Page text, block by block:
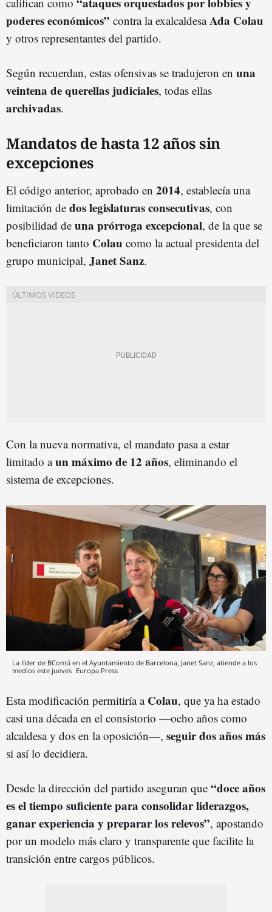
poderes económicos” contra la exalcaldesaAda Colau
y otros representantes del partido.
Según recuerdan, estas ofensivas se tradujeron en una
veintena de querellas judiciales, todas ellas
archivadas.
Mandatos de hasta 12 años sin
excepciones
El código anterior, aprobado en 2014, establecía una
limitación de dos legislaturas consecutivas, con
posibilidad de una prórroga excepcional, de la que se
beneficiaron tanto Colau como la actual presidenta del
grupo municipal, Janet Sanz.
Con la nueva normativa, el mandato pasa a estar
limitado aun máximo de 12 años, eliminando el
sistema de excepciones.
La líder de BComú en el Ayuntamiento de Barcelona, Janet Sanz, atiende a los
medios este jueves Europa Press
Esta modificación permitiría a Colau, que ya ha estado
casi una década en el consistorio —ocho años como
alcaldesa y dos en la oposición—, seguir dos años más
si así lo decidiera.
Desde la dirección del partido aseguran que “doce años
es el tiempo suficiente para consolidar liderazgos,
ganar experiencia y preparar los relevos”, apostando
por un modelo más claro y transparente que facilite la
transición entre cargos públicos.